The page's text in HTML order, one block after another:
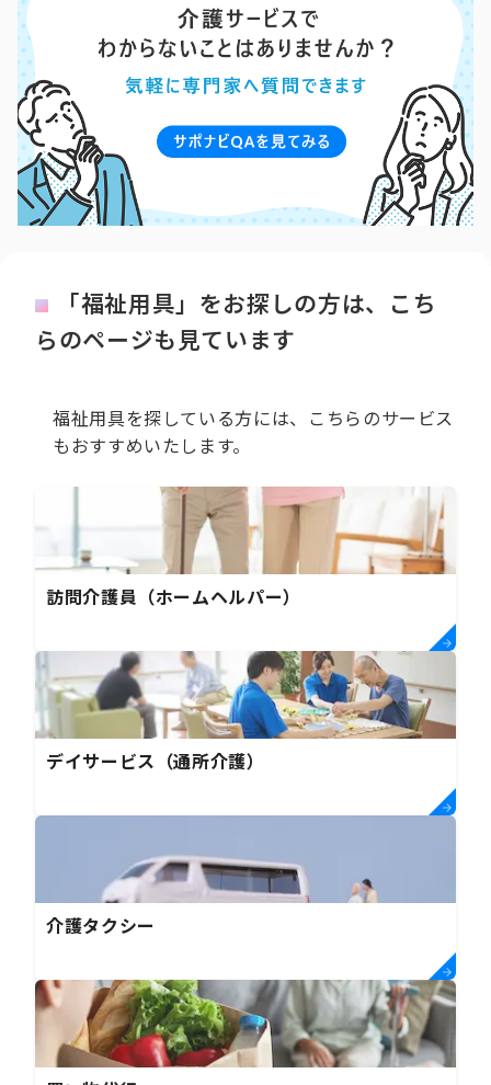
「福祉用具」をお探しの方は、こち
らのページも見ています
福祉用具を探している方には、こちらのサービス
もおすすめいたします。
訪問介護員（ホームヘルパー）
デイサービス（通所介護）
介護タクシー